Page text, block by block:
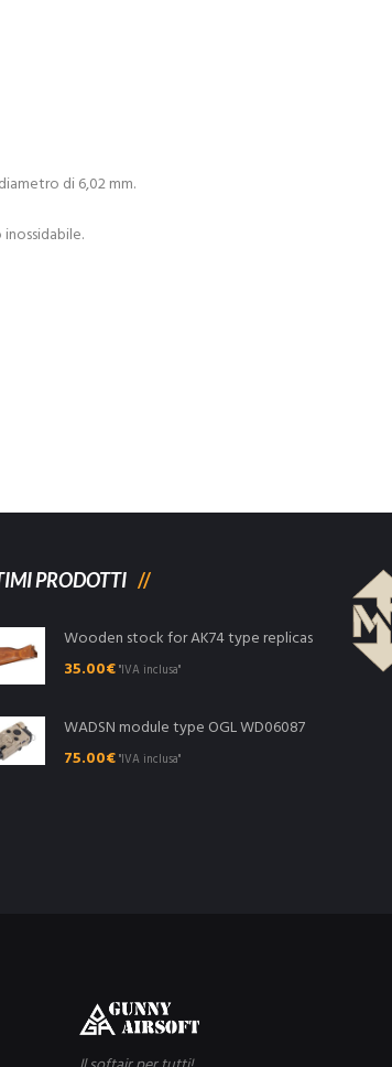
di 6,02 mm.
PRODOTTI
Wooden stock for AK74 type replicas
35.00€"IVA inclusa"
WADSN module type OGL WD06087
75.00€"IVA inclusa"